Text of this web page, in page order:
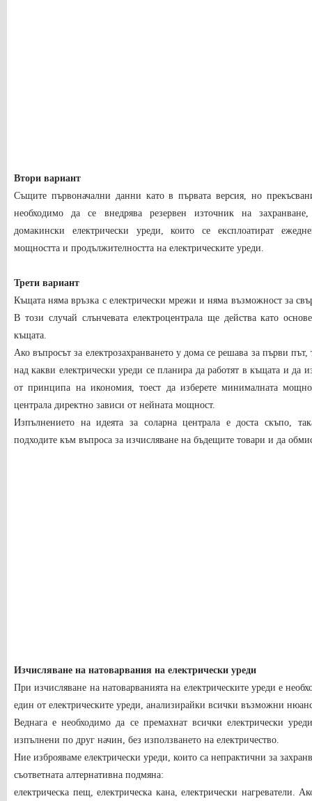
Втори вариант
Същите първоначални данни като в първата версия, но
необходимо да се внедрява резервен източник на
домакински електрически уреди, които се експлоатират
мощността и продължителността на електрическите уреди.
Трети вариант
Къщата няма връзка с електрически мрежи и няма възможност за
В този случай слънчевата електроцентрала ще действа като
къщата.
Ако въпросът за електрозахранването у дома се решава за първи
над какви електрически уреди се планира да работят в къщата и да
от принципа на икономия, тоест да изберете минималната
централа директно зависи от нейната мощност.
Изпълнението на идеята за соларна централа е доста скъпо,
подходите към въпроса за изчисляване на бъдещите товари и да
Изчисляване на натоварвания на електрически уреди
При изчисляване на натоварванията на електрическите уреди е
един от електрическите уреди, анализирайки всички възможни
Веднага е необходимо да се премахнат всички електрически
изпълнени по друг начин, без използването на електричество.
Ние изброяваме електрически уреди, които са непрактични за
съответната алтернативна подмяна:
електрическа пещ, електрическа кана, електрически нагреватели.